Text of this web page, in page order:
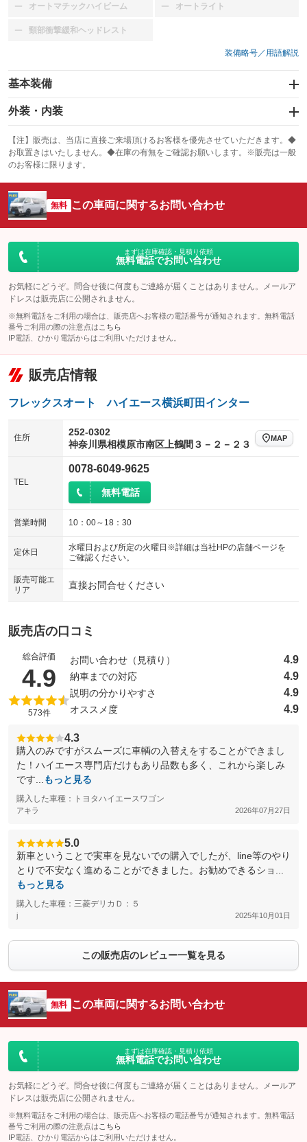
オートマチックハイビーム
：装備なし オートライト
：装備なし
頸部衝撃緩和ヘッドレスト
：装備なし
装備略号／用語解説
基本装備
エアバッグ：運転席/助手席
：装備あり
：装備あり
サンルーフ
：装備なし ABS
エアコン
：装備あり Wエアコン
：装備あり
リフトアップ
：装備なし パワーステアリング
：装備あり
ダウンヒルアシストコントロール
パワーウィンドウ
：装備あり 盗難防止システム
：装備あり
：装備なし
USB入力端子
：装備なし
100V電源
：装備なし
：装備なし
レンタカーアップ
：装備なし
電動格納ミラー
：装備なし
外装・内装
カーナビ：メモリーナビ他
：装備あり
TV：フルセグ
：装備あり
オーディオ：ミュージックプレイヤー接続可
ビジュアル
：装備なし
革シート
：装備なし ハーフレザーシート
：装備なし
：装備あり ：装備あり
HID(キセノンライト)
バックカメラ
：装備あり
：装備なし ：装備あり
ローダウン
：装備なし
パワーシート
：装備なし 3列シート
：装備なし
：装備なし
チップアップシート オットマン
：装備なし
電動格納サードシート
ウォークスルー
：装備なし
電動リアゲート
：装備なし
シートエアコン
：装備なし 全周囲カメラ
：装備あり
エアサスペンション
【注】販売は、当店に直接ご来場頂けるお客様を優先させていただきます。◆
お取置きはいたしません。◆在庫の有無をご確認お願いします。※販売は一般
のお客様に限ります。
無料 この車両に関するお問い合わせ
まずは在庫確認・見積り依頼
無料電話でお問い合わせ
お気軽にどうぞ。問合せ後に何度もご連絡が届くことはありません。メールア
ドレスは販売店に公開されません。
※無料電話をご利用の場合は、販売店へお客様の電話番号が通知されます。無料電話
番号ご利用の際の注意点は こちら
IP電話、ひかり電話からはご利用いただけません。
販売店情報
フレックスオート ハイエース横浜町田インター
住所
252-0302
神奈川県相模原市南区上鶴間３－２－２３
MAP
TEL
0078-6049-9625
無料電話
営業時間 10：00～18：30
定休日
水曜日および所定の火曜日※詳細は当社HPの店舗ページを
ご確認ください。
販売可能エ
リア
直接お問合せください
販売店の口コミ
総合評価
4.9 （5点満点中）
573件
お問い合わせ（見積り） 4.9
納車までの対応 4.9
説明の分かりやすさ 4.9
オススメ度 4.9
4.3
購入のみですがスムーズに車輌の入替えをすることができまし
た！ハイエース専門店だけもあり品数も多く、これから楽しみ
です...
もっと見る
購入した車種：トヨタハイエースワゴン
アキラ 2026年07月27日
5.0
新車ということで実車を見ないでの購入でしたが、line等のやり
とりで不安なく進めることができました。お勧めできるショ...
もっと見る
購入した車種：三菱デリカＤ：５
j 2025年10月01日
この販売店のレビュー一覧を見る
無料 この車両に関するお問い合わせ
まずは在庫確認・見積り依頼
無料電話でお問い合わせ
お気軽にどうぞ。問合せ後に何度もご連絡が届くことはありません。メールア
ドレスは販売店に公開されません。
※無料電話をご利用の場合は、販売店へお客様の電話番号が通知されます。無料電話
番号ご利用の際の注意点は こちら
IP電話、ひかり電話からはご利用いただけません。